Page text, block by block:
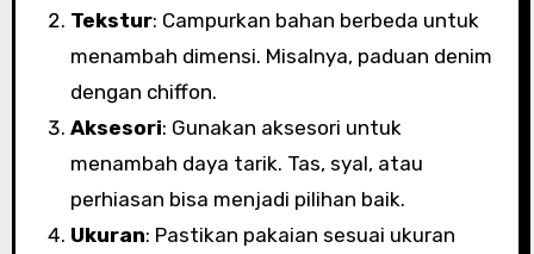
Tekstur: Campurkan bahan berbeda untuk
menambah dimensi. Misalnya, paduan denim
dengan chiffon.
Aksesori: Gunakan aksesori untuk
menambah daya tarik. Tas, syal, atau
perhiasan bisa menjadi pilihan baik.
Ukuran: Pastikan pakaian sesuai ukuran